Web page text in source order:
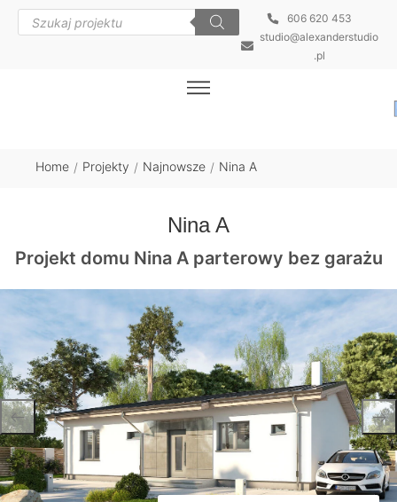
606 620 453
studio@alexanderstudio
.pl
Home / Projekty / Najnowsze / Nina A
Nina A
Projekt domu Nina A parterowy bez garażu